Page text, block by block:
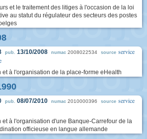
et le traitement des litiges à l'occasion de la loi
au statut du régulateur des secteurs des postes
pub. 13/10/2008 numac 2008022534 source service
et à l'organisation de la place-forme eHealth
pub. 08/07/2010 numac 2010000396 source service
et à l'organisation d'une Banque-Carrefour de la
officieuse en langue allemande